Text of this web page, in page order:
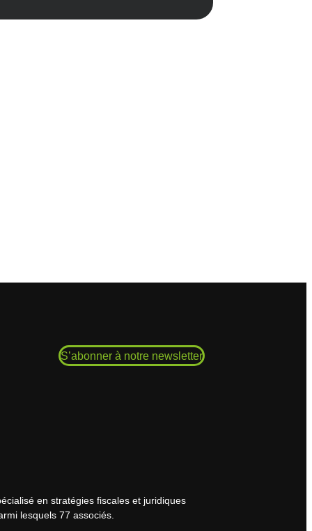
S’abonner à notre newsletter
en stratégies fiscales et juridiques
lesquels 77 associés.